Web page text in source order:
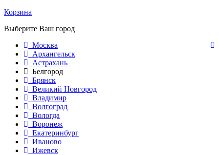
Корзина
Выберите Ваш город
Москва
Архангельск
Астрахань
Белгород
Брянск
Великий Новгород
Владимир
Волгоград
Вологда
Воронеж
Екатеринбург
Иваново
Ижевск